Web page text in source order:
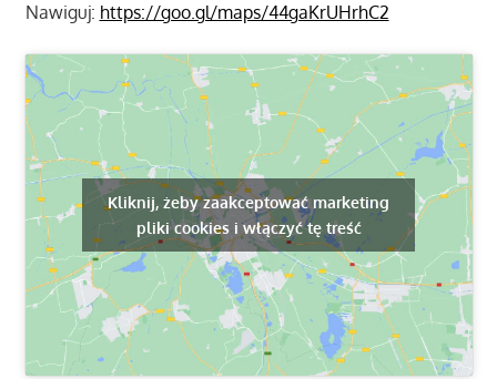
Nawiguj: https://goo.gl/maps/44gaKrUHrhC2
Kliknij, żeby zaakceptować marketing
pliki cookies i włączyć tę treść